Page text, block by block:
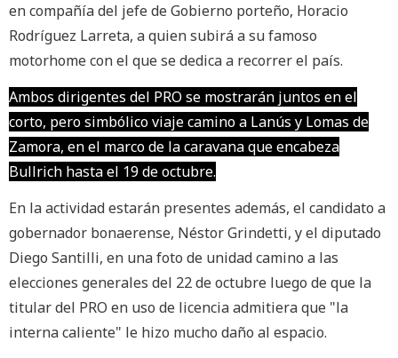
en compañía del jefe de Gobierno porteño, Horacio
Rodríguez Larreta, a quien subirá a su famoso
motorhome con el que se dedica a recorrer el país.
Ambos dirigentes del PRO se mostrarán juntos en el
corto, pero simbólico viaje camino a Lanús y Lomas de
Zamora, en el marco de la caravana que encabeza
Bullrich hasta el 19 de octubre.
En la actividad estarán presentes además, el candidato a
gobernador bonaerense, Néstor Grindetti, y el diputado
Diego Santilli, en una foto de unidad camino a las
elecciones generales del 22 de octubre luego de que la
titular del PRO en uso de licencia admitiera que "la
interna caliente" le hizo mucho daño al espacio.